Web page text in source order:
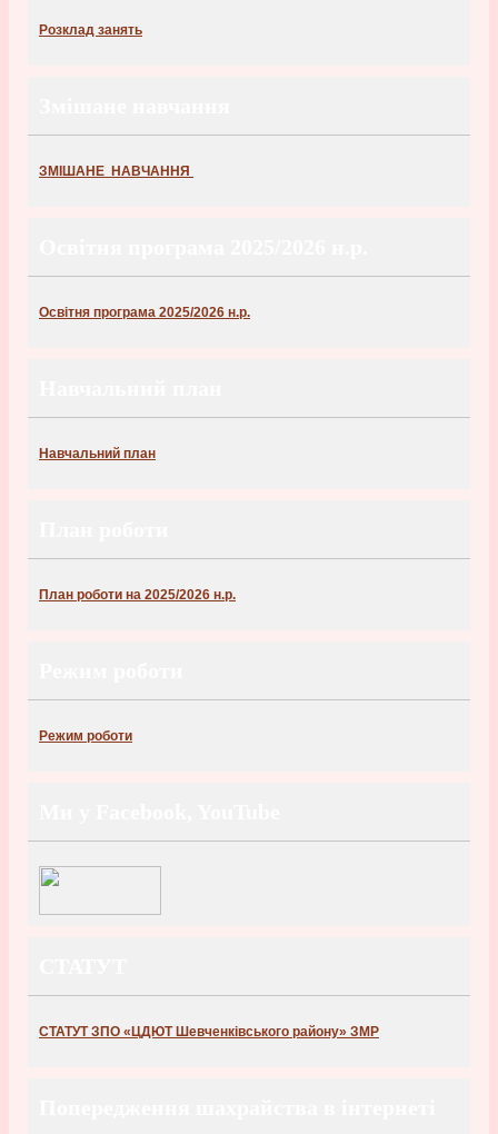
Розклад занять
ЗМІШАНЕ НАВЧАННЯ
Освітня програма 2025/2026 н.р.
Навчальний план
План роботи на 2025/2026 н.р.
Режим роботи
СТАТУТ ЗПО «ЦДЮТ Шевченківського району» ЗМР